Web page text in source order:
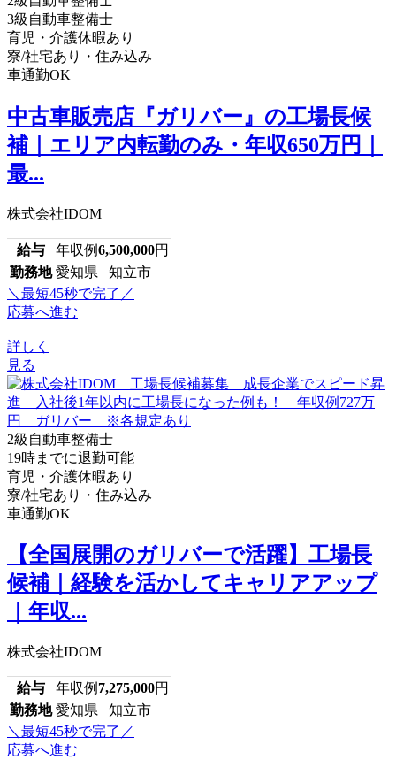
3級自動車整備士
育児・介護休暇あり
寮/社宅あり・住み込み
車通勤OK
中古車販売店『ガリバー』の工場長候
補｜エリア内転勤のみ・年収650万円｜
最...
株式会社IDOM
給与 年収例6,500,000円
勤務地 愛知県 知立市
＼最短45秒で完了／
応募へ進む
詳しく
見る
2級自動車整備士
19時までに退勤可能
育児・介護休暇あり
寮/社宅あり・住み込み
車通勤OK
【全国展開のガリバーで活躍】工場長
候補｜経験を活かしてキャリアアップ
｜年収...
株式会社IDOM
給与 年収例 7,275,000円
勤務地 愛知県 知立市
＼最短45秒で完了／
応募へ進む